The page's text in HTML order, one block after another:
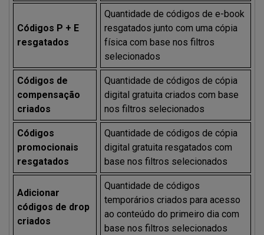
Códigos P + E
resgatados
Quantidade de códigos de e-book
resgatados junto com uma cópia
física com base nos filtros
selecionados
Códigos de
compensação
criados
Quantidade de códigos de cópia
digital gratuita criados com base
nos filtros selecionados
Códigos
promocionais
resgatados
Quantidade de códigos de cópia
digital gratuita resgatados com
base nos filtros selecionados
Adicionar
códigos de drop
criados
Quantidade de códigos
temporários criados para acesso
ao conteúdo do primeiro dia com
base nos filtros selecionados